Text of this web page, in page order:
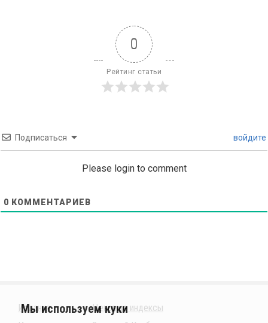
0
Рейтинг статьи
Подписаться войдите
Please login to comment
0 КОММЕНТАРИЕВ
Издания
Ценовые индексы